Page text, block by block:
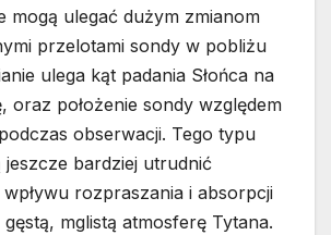
mogą ulegać dużym zmianom
przelotami sondy w pobliżu
ulega kąt padania Słońca na
oraz położenie sondy względem
obserwacji. Tego typu
jeszcze bardziej utrudnić
rozpraszania i absorpcji
gęstą, mglistą atmosferę Tytana.